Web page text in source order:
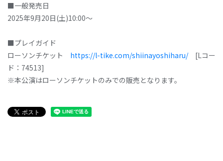
■一般発売日
2025年9月20日(土)10:00〜
■プレイガイド
ローソンチケット https://l-tike.com/shiinayoshiharu/[Lコー
ド：74513]
※本公演はローソンチケットのみでの販売となります。